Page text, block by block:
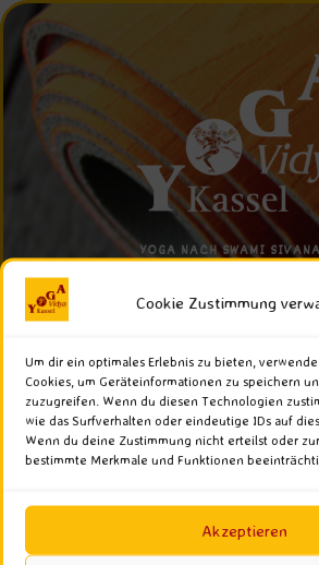
Cookie Zustimmung
Um dir ein optimales Erlebnis zu bieten,
Cookies, um Geräteinformationen zu speichern
zuzugreifen. Wenn du diesen Technologien
wie das Surfverhalten oder eindeutige IDs auf
Wenn du deine Zustimmung nicht erteilst oder
bestimmte Merkmale und Funktionen
Akzeptieren
YOGA NACH SWAMI